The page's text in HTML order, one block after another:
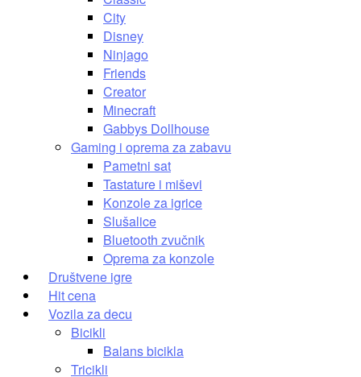
City
Disney
Ninjago
Friends
Creator
Minecraft
Gabbys Dollhouse
Gaming i oprema za zabavu
Pametni sat
Tastature i miševi
Konzole za igrice
Slušalice
Bluetooth zvučnik
Oprema za konzole
Društvene igre
Hit cena
Vozila za decu
Bicikli
Balans bicikla
Tricikli